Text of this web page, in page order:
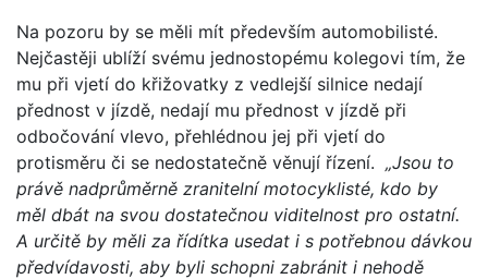
Na pozoru by se měli mít především automobilisté.
Nejčastěji ublíží svému jednostopému kolegovi tím, že
mu při vjetí do křižovatky z vedlejší silnice nedají
přednost v jízdě, nedají mu přednost v jízdě při
odbočování vlevo, přehlédnou jej při vjetí do
protisměru či se nedostatečně věnují řízení. „Jsou to
právě nadprůměrně zranitelní motocyklisté, kdo by
měl dbát na svou dostatečnou viditelnost pro ostatní.
A určitě by měli za řídítka usedat i s potřebnou dávkou
předvídavosti, aby byli schopni zabránit i nehodě